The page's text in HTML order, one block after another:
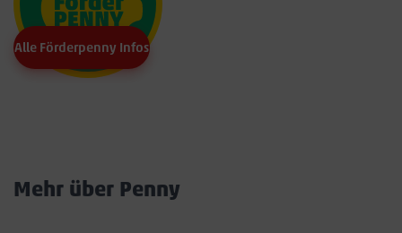
Alle Förderpenny Infos
Mehr über Penny